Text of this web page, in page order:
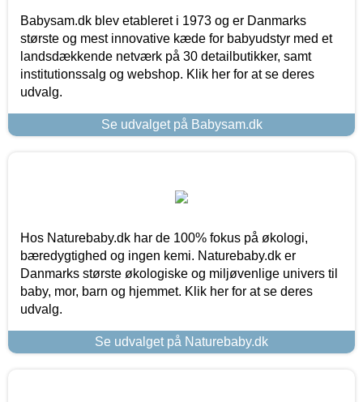
Babysam.dk blev etableret i 1973 og er Danmarks
største og mest innovative kæde for babyudstyr med et
landsdækkende netværk på 30 detailbutikker, samt
institutionssalg og webshop. Klik her for at se deres
udvalg.
Se udvalget på Babysam.dk
Hos Naturebaby.dk har de 100% fokus på økologi,
bæredygtighed og ingen kemi. Naturebaby.dk er
Danmarks største økologiske og miljøvenlige univers til
baby, mor, barn og hjemmet. Klik her for at se deres
udvalg.
Se udvalget på Naturebaby.dk